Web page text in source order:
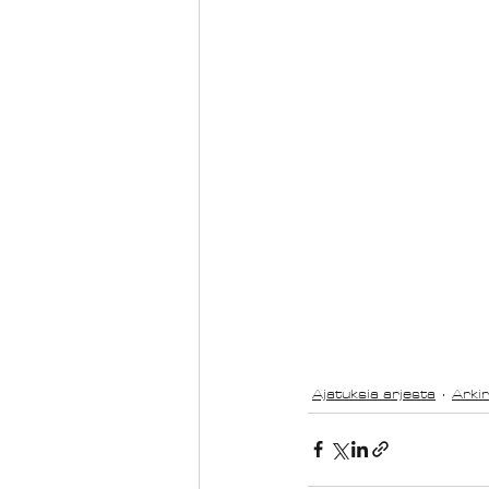
Ajatuksia arjesta